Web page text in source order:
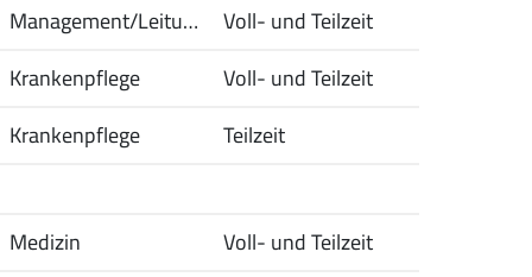
Management/Leitung
Voll- und Teilzeit
Krankenpflege
Voll- und Teilzeit
Krankenpflege
Teilzeit
Medizin
Voll- und Teilzeit